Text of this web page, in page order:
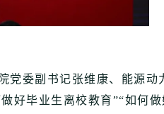
委副书记张维康、能源动
好毕业生离校教育”“如何